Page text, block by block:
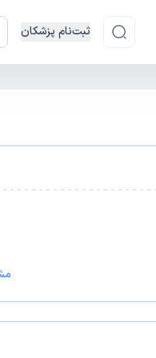
ثبت‌نام پزشکان